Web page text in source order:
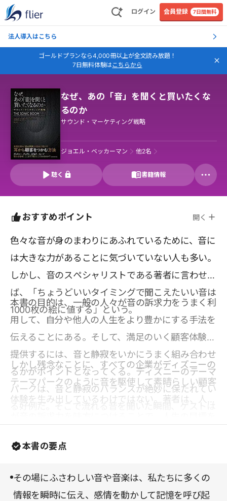
ログイン 会員登録 7日間無料
法人導入はこちら
ゴールドプランなら4,000冊以上が全文読み放題！
7日無料体験はこちらから
なぜ、あの「音」を聞くと買いたくな
るのか
サウンド・マーケティング戦略
ジョエル・ベッカーマン 他2名
聴く 書籍情報
おすすめポイント 開く
色々な音が身のまわりにあふれているために、音に
は大きな力があることに気づいていない人も多い。
しかし、音のスペシャリストである著者に言わせれ
ば、「ちょうどいいタイミングで聞こえたいい音は
1000枚の絵に値する」という。
本書の目的は、一般の人々が音の訴求力をうまく利
用して、自分や他人の人生をより豊かにする手法を
伝えることにある。そして、満足のいく顧客体験を
提供するには、音と静寂をいかにうまく組み合わせ
るかがポイントとなってくる。ディズニーのテーマ
パークは、音と静寂のバランスが絶妙に保たれてい
期待に胸を膨らませる。音だけでなく、ゲストが目
にする色彩やキャストのコスチュームといったもの
多様な要素がうまくかみ合うと、音は音単体として
顧客の耳に残るのではなく、感動的な体験を構成す
しかし残念なことに、すべての企業がディズニーの
テーマパークのように音を駆使して素晴らしい顧客
体験を生み出しているわけではない。著者は、人々
ティングが企業に多大なメリットを与える点につい
してくれる。音が持つインパクトの大きさを知るの
本書の要点
その場にふさわしい音や音楽は、私たちに多くの
情報を瞬時に伝え、感情を動かして記憶を呼び起